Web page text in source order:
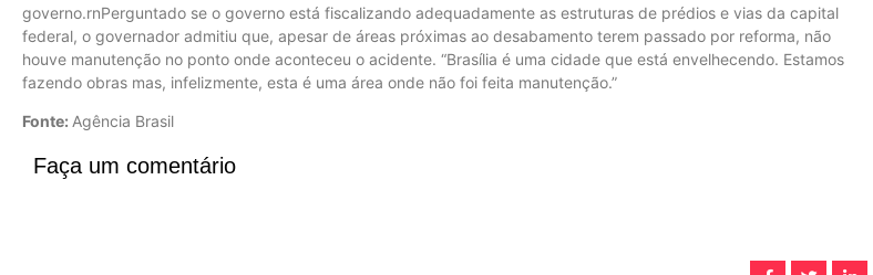
governo.rnPerguntado se o governo está fiscalizando adequadamente as estruturas de prédios e vias da capital
federal, o governador admitiu que, apesar de áreas próximas ao desabamento terem passado por reforma, não
houve manutenção no ponto onde aconteceu o acidente. “Brasília é uma cidade que está envelhecendo. Estamos
fazendo obras mas, infelizmente, esta é uma área onde não foi feita manutenção.”
Fonte: Agência Brasil
Faça um comentário